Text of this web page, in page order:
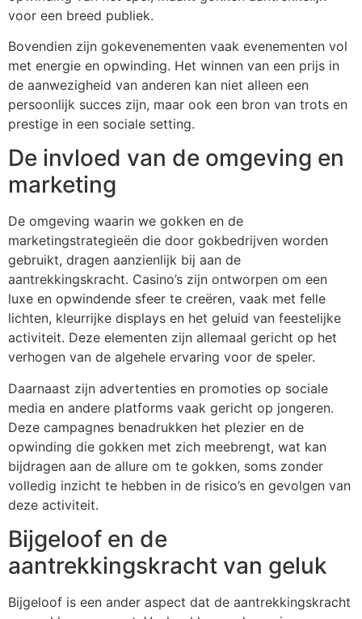
voor een breed publiek.
Bovendien zijn gokevenementen vaak evenementen vol
met energie en opwinding. Het winnen van een prijs in
de aanwezigheid van anderen kan niet alleen een
persoonlijk succes zijn, maar ook een bron van trots en
prestige in een sociale setting.
De invloed van de omgeving en
marketing
De omgeving waarin we gokken en de
marketingstrategieën die door gokbedrijven worden
gebruikt, dragen aanzienlijk bij aan de
aantrekkingskracht. Casino’s zijn ontworpen om een
luxe en opwindende sfeer te creëren, vaak met felle
lichten, kleurrijke displays en het geluid van feestelijke
activiteit. Deze elementen zijn allemaal gericht op het
verhogen van de algehele ervaring voor de speler.
Daarnaast zijn advertenties en promoties op sociale
media en andere platforms vaak gericht op jongeren.
Deze campagnes benadrukken het plezier en de
opwinding die gokken met zich meebrengt, wat kan
bijdragen aan de allure om te gokken, soms zonder
volledig inzicht te hebben in de risico’s en gevolgen van
deze activiteit.
Bijgeloof en de
aantrekkingskracht van geluk
Bijgeloof is een ander aspect dat de aantrekkingskracht